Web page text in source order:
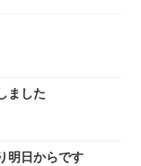
ました
明日からです